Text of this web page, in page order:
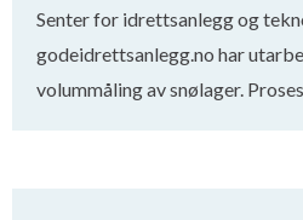
Senter for idrettsanlegg og
godeidrettsanlegg.no har
volummåling av snølager.